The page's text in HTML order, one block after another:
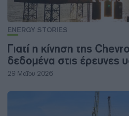
ENERGY STORIES
Γιατί η κίνηση της
δεδομένα στις έρευνες
29 Μαΐου 2026